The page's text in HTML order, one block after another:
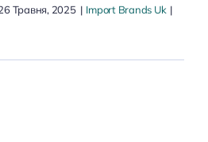
Травня, 2025 | Import Brands Uk |